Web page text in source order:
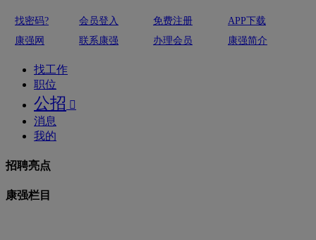
找密码? 会员登入 免费注册
APP下载
康强网
联系康强 办理会员 康强简介
找工作
职位
公招 
消息
我的
招聘亮点
康强栏目